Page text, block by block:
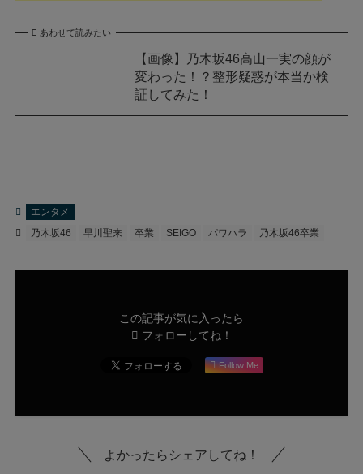
あわせて読みたい
【画像】乃木坂46高山一実の顔が
変わった！？整形疑惑が本当か検
証してみた！
エンタメ
乃木坂46
早川聖来 卒業 SEIGO パワハラ 乃木坂46卒業
この記事が気に入ったら
フォローしてね！
Follow Me
よかったらシェアしてね！